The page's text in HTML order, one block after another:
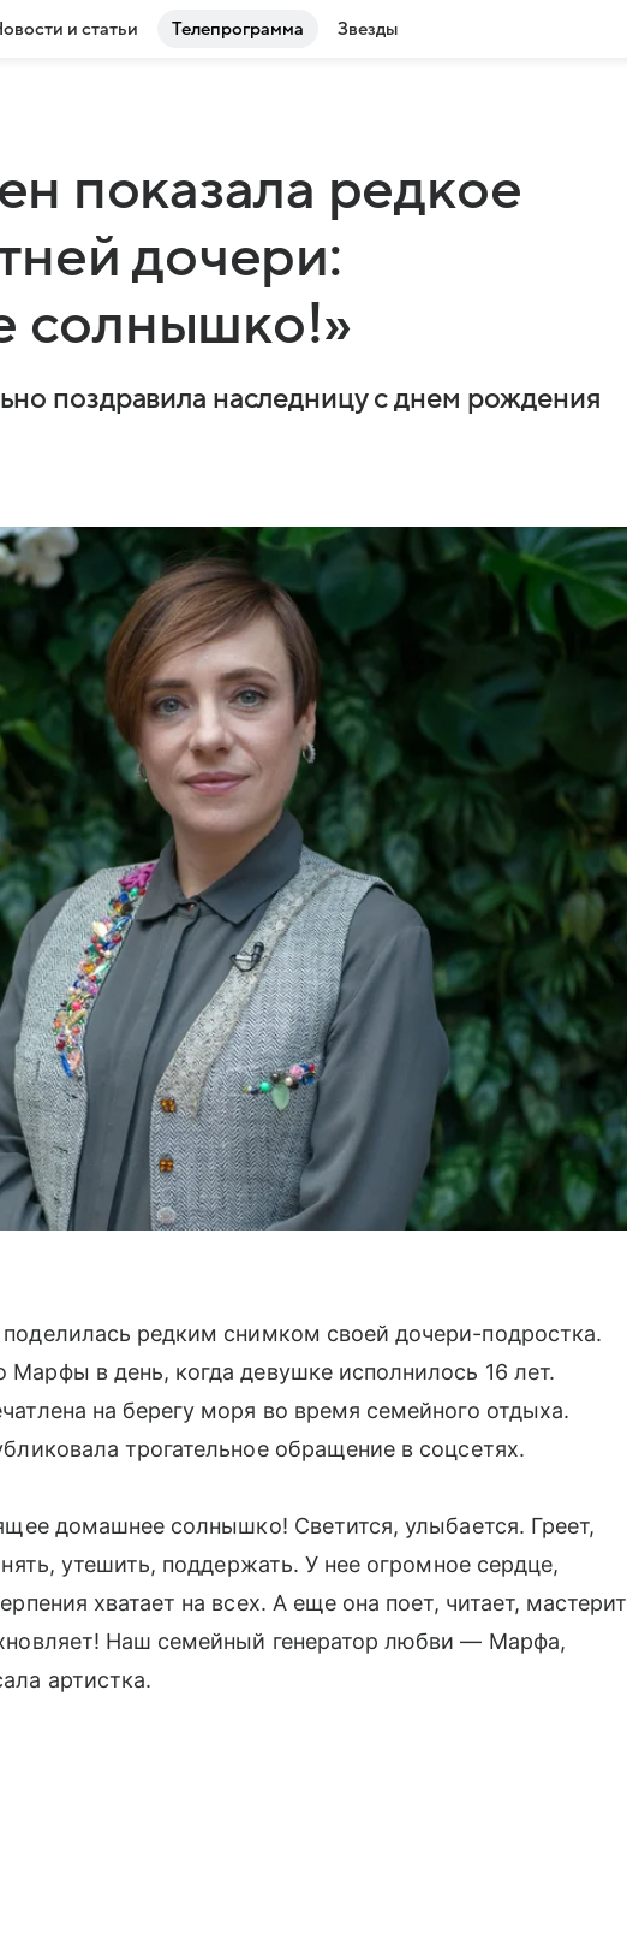
и статьи Телепрограмма Звезды
показала редкое
дочери:
солнышко!»
поздравила наследницу с днем рождения
поделилась редким снимком своей дочери-подростка.
в день, когда девушке исполнилось 16 лет.
на берегу моря во время семейного отдыха.
трогательное обращение в соцсетях.
домашнее солнышко! Светится, улыбается. Греет,
утешить, поддержать. У нее огромное сердце,
хватает на всех. А еще она поет, читает, мастерит
Наш семейный генератор любви — Марфа,
артистка.